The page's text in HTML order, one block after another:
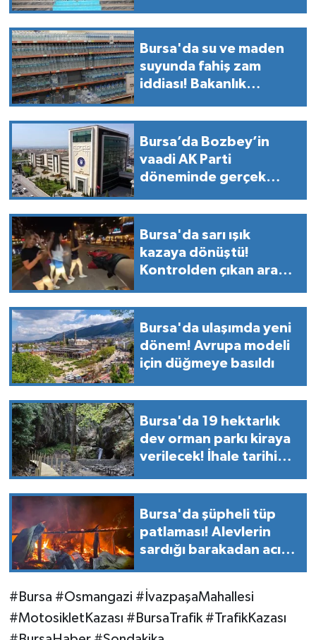
Bursa'da su ve maden
suyunda fahiş zam
iddiası! Bakanlık
Bursa’da Bozbey’in
vaadi AK Parti
döneminde gerçek
Bursa'da sarı ışık
kazaya dönüştü!
Kontrolden çıkan araç
Bursa'da ulaşımda yeni
dönem! Avrupa modeli
için düğmeye basıldı
Bursa'da 19 hektarlık
dev orman parkı kiraya
verilecek! İhale tarihi
Bursa'da şüpheli tüp
patlaması! Alevlerin
sardığı barakadan acı
#Bursa #Osmangazi #İvazpaşaMahallesi
#MotosikletKazası #BursaTrafik #TrafikKazası